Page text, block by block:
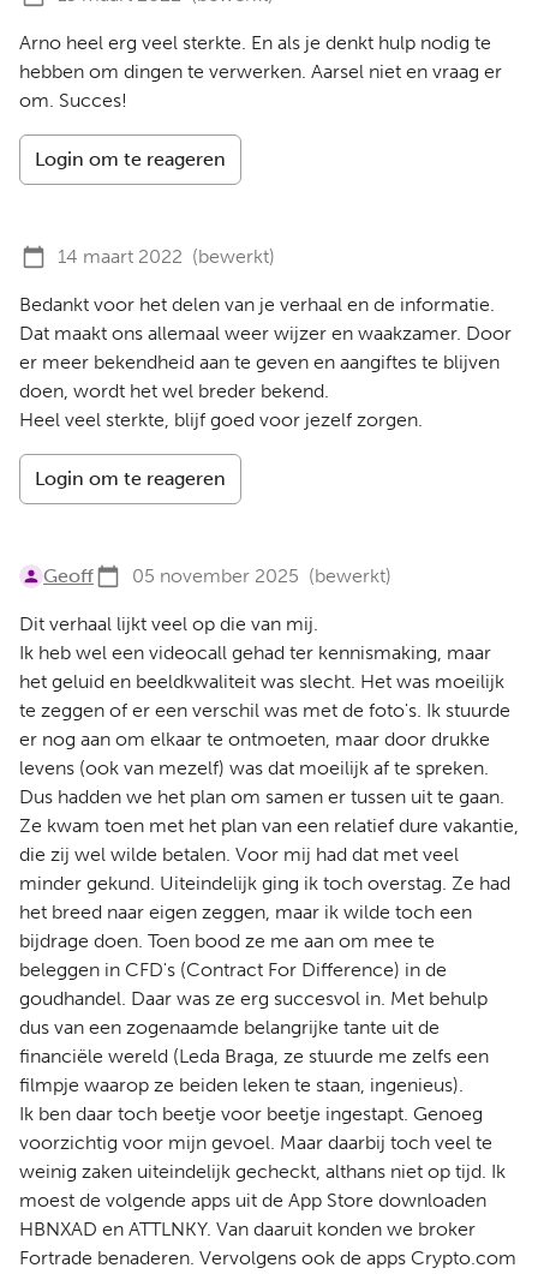
Arno heel erg veel sterkte. En als je denkt hulp nodig te
hebben om dingen te verwerken. Aarsel niet en vraag er
om. Succes!
Login om te reageren
14 maart 2022 (bewerkt)
Bedankt voor het delen van je verhaal en de informatie.
Dat maakt ons allemaal weer wijzer en waakzamer. Door
er meer bekendheid aan te geven en aangiftes te blijven
doen, wordt het wel breder bekend.
Heel veel sterkte, blijf goed voor jezelf zorgen.
Login om te reageren
Geoff 05 november 2025 (bewerkt)
Dit verhaal lijkt veel op die van mij.
Ik heb wel een videocall gehad ter kennismaking, maar
het geluid en beeldkwaliteit was slecht. Het was moeilijk
te zeggen of er een verschil was met de foto's. Ik stuurde
er nog aan om elkaar te ontmoeten, maar door drukke
levens (ook van mezelf) was dat moeilijk af te spreken.
Dus hadden we het plan om samen er tussen uit te gaan.
Ze kwam toen met het plan van een relatief dure vakantie,
die zij wel wilde betalen. Voor mij had dat met veel
minder gekund. Uiteindelijk ging ik toch overstag. Ze had
het breed naar eigen zeggen, maar ik wilde toch een
bijdrage doen. Toen bood ze me aan om mee te
beleggen in CFD's (Contract For Difference) in de
goudhandel. Daar was ze erg succesvol in. Met behulp
dus van een zogenaamde belangrijke tante uit de
financiële wereld (Leda Braga, ze stuurde me zelfs een
filmpje waarop ze beiden leken te staan, ingenieus).
Ik ben daar toch beetje voor beetje ingestapt. Genoeg
voorzichtig voor mijn gevoel. Maar daarbij toch veel te
weinig zaken uiteindelijk gecheckt, althans niet op tijd. Ik
moest de volgende apps uit de App Store downloaden
HBNXAD en ATTLNKY. Van daaruit konden we broker
Fortrade benaderen. Vervolgens ook de apps Crypto.com